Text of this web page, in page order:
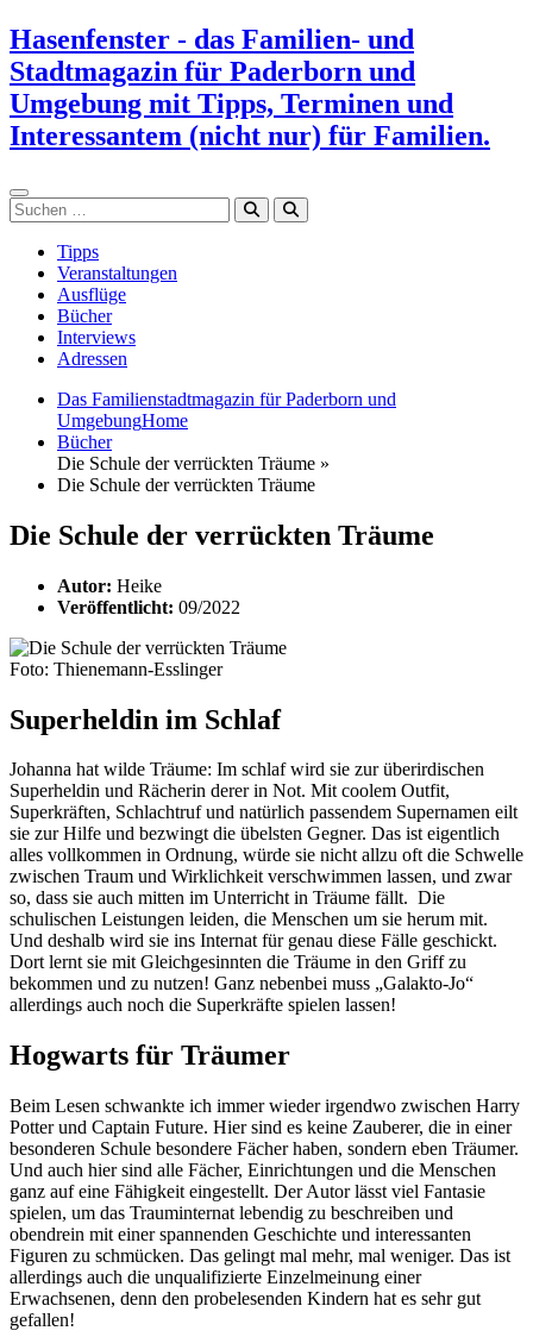
Zum
Inhalt
springen
Hasenfenster - das Familien- und
Stadtmagazin für Paderborn und
Umgebung mit Tipps, Terminen und
Interessantem (nicht nur) für Familien.
Suchen
Tipps
Veranstaltungen
Ausflüge
Bücher
Interviews
Adressen
Das Familienstadtmagazin für Paderborn und
UmgebungHome
Bücher
Die Schule der verrückten Träume »
Die Schule der verrückten Träume
Die Schule der verrückten Träume
Autor: Heike
Veröffentlicht: 09/2022
Foto: Thienemann-Esslinger
Superheldin im Schlaf
Johanna hat wilde Träume: Im schlaf wird sie zur überirdischen
Superheldin und Rächerin derer in Not. Mit coolem Outfit,
Superkräften, Schlachtruf und natürlich passendem Supernamen eilt
sie zur Hilfe und bezwingt die übelsten Gegner. Das ist eigentlich
alles vollkommen in Ordnung, würde sie nicht allzu oft die Schwelle
zwischen Traum und Wirklichkeit verschwimmen lassen, und zwar
so, dass sie auch mitten im Unterricht in Träume fällt. Die
schulischen Leistungen leiden, die Menschen um sie herum mit.
Und deshalb wird sie ins Internat für genau diese Fälle geschickt.
Dort lernt sie mit Gleichgesinnten die Träume in den Griff zu
bekommen und zu nutzen! Ganz nebenbei muss „Galakto-Jo“
allerdings auch noch die Superkräfte spielen lassen!
Hogwarts für Träumer
Beim Lesen schwankte ich immer wieder irgendwo zwischen Harry
Potter und Captain Future. Hier sind es keine Zauberer, die in einer
besonderen Schule besondere Fächer haben, sondern eben Träumer.
Und auch hier sind alle Fächer, Einrichtungen und die Menschen
ganz auf eine Fähigkeit eingestellt. Der Autor lässt viel Fantasie
spielen, um das Trauminternat lebendig zu beschreiben und
obendrein mit einer spannenden Geschichte und interessanten
Figuren zu schmücken. Das gelingt mal mehr, mal weniger. Das ist
allerdings auch die unqualifizierte Einzelmeinung einer
Erwachsenen, denn den probelesenden Kindern hat es sehr gut
gefallen!